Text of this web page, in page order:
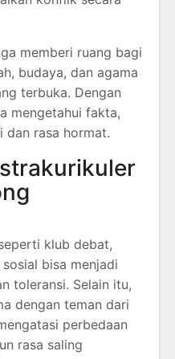
memberi ruang bagi
budaya, dan agama
terbuka. Dengan
mengetahui fakta,
dan rasa hormat.
klub debat,
bisa menjadi
toleransi. Selain itu,
dengan teman dari
perbedaan
rasa saling